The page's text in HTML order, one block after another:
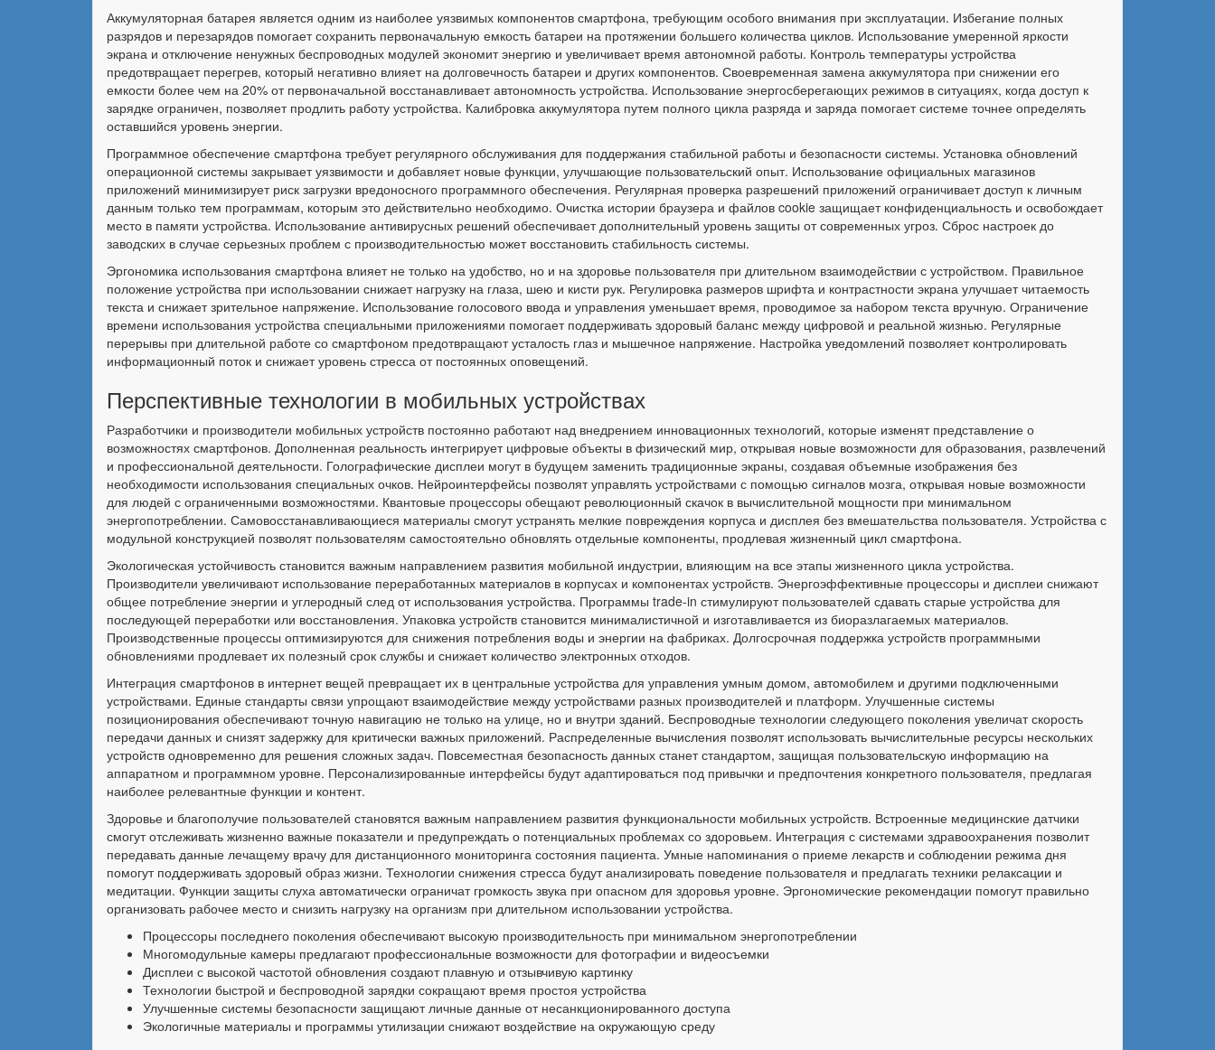
Аккумуляторная батарея является одним из наиболее уязвимых компонентов смартфона, требующим особого внимания при эксплуатации. Избегание полных
разрядов и перезарядов помогает сохранить первоначальную емкость батареи на протяжении большего количества циклов. Использование умеренной яркости
экрана и отключение ненужных беспроводных модулей экономит энергию и увеличивает время автономной работы. Контроль температуры устройства
предотвращает перегрев, который негативно влияет на долговечность батареи и других компонентов. Своевременная замена аккумулятора при снижении его
емкости более чем на 20% от первоначальной восстанавливает автономность устройства. Использование энергосберегающих режимов в ситуациях, когда доступ к
зарядке ограничен, позволяет продлить работу устройства. Калибровка аккумулятора путем полного цикла разряда и заряда помогает системе точнее определять
оставшийся уровень энергии.
Программное обеспечение смартфона требует регулярного обслуживания для поддержания стабильной работы и безопасности системы. Установка обновлений
операционной системы закрывает уязвимости и добавляет новые функции, улучшающие пользовательский опыт. Использование официальных магазинов
приложений минимизирует риск загрузки вредоносного программного обеспечения. Регулярная проверка разрешений приложений ограничивает доступ к личным
данным только тем программам, которым это действительно необходимо. Очистка истории браузера и файлов cookie защищает конфиденциальность и освобождает
место в памяти устройства. Использование антивирусных решений обеспечивает дополнительный уровень защиты от современных угроз. Сброс настроек до
заводских в случае серьезных проблем с производительностью может восстановить стабильность системы.
Эргономика использования смартфона влияет не только на удобство, но и на здоровье пользователя при длительном взаимодействии с устройством. Правильное
положение устройства при использовании снижает нагрузку на глаза, шею и кисти рук. Регулировка размеров шрифта и контрастности экрана улучшает читаемость
текста и снижает зрительное напряжение. Использование голосового ввода и управления уменьшает время, проводимое за набором текста вручную. Ограничение
времени использования устройства специальными приложениями помогает поддерживать здоровый баланс между цифровой и реальной жизнью. Регулярные
перерывы при длительной работе со смартфоном предотвращают усталость глаз и мышечное напряжение. Настройка уведомлений позволяет контролировать
информационный поток и снижает уровень стресса от постоянных оповещений.
Перспективные технологии в мобильных устройствах
Разработчики и производители мобильных устройств постоянно работают над внедрением инновационных технологий, которые изменят представление о
возможностях смартфонов. Дополненная реальность интегрирует цифровые объекты в физический мир, открывая новые возможности для образования, развлечений
и профессиональной деятельности. Голографические дисплеи могут в будущем заменить традиционные экраны, создавая объемные изображения без
необходимости использования специальных очков. Нейроинтерфейсы позволят управлять устройствами с помощью сигналов мозга, открывая новые возможности
для людей с ограниченными возможностями. Квантовые процессоры обещают революционный скачок в вычислительной мощности при минимальном
энергопотреблении. Самовосстанавливающиеся материалы смогут устранять мелкие повреждения корпуса и дисплея без вмешательства пользователя. Устройства с
модульной конструкцией позволят пользователям самостоятельно обновлять отдельные компоненты, продлевая жизненный цикл смартфона.
Экологическая устойчивость становится важным направлением развития мобильной индустрии, влияющим на все этапы жизненного цикла устройства.
Производители увеличивают использование переработанных материалов в корпусах и компонентах устройств. Энергоэффективные процессоры и дисплеи снижают
общее потребление энергии и углеродный след от использования устройства. Программы trade-in стимулируют пользователей сдавать старые устройства для
последующей переработки или восстановления. Упаковка устройств становится минималистичной и изготавливается из биоразлагаемых материалов.
Производственные процессы оптимизируются для снижения потребления воды и энергии на фабриках. Долгосрочная поддержка устройств программными
обновлениями продлевает их полезный срок службы и снижает количество электронных отходов.
Интеграция смартфонов в интернет вещей превращает их в центральные устройства для управления умным домом, автомобилем и другими подключенными
устройствами. Единые стандарты связи упрощают взаимодействие между устройствами разных производителей и платформ. Улучшенные системы
позиционирования обеспечивают точную навигацию не только на улице, но и внутри зданий. Беспроводные технологии следующего поколения увеличат скорость
передачи данных и снизят задержку для критически важных приложений. Распределенные вычисления позволят использовать вычислительные ресурсы нескольких
устройств одновременно для решения сложных задач. Повсеместная безопасность данных станет стандартом, защищая пользовательскую информацию на
аппаратном и программном уровне. Персонализированные интерфейсы будут адаптироваться под привычки и предпочтения конкретного пользователя, предлагая
наиболее релевантные функции и контент.
Здоровье и благополучие пользователей становятся важным направлением развития функциональности мобильных устройств. Встроенные медицинские датчики
смогут отслеживать жизненно важные показатели и предупреждать о потенциальных проблемах со здоровьем. Интеграция с системами здравоохранения позволит
передавать данные лечащему врачу для дистанционного мониторинга состояния пациента. Умные напоминания о приеме лекарств и соблюдении режима дня
помогут поддерживать здоровый образ жизни. Технологии снижения стресса будут анализировать поведение пользователя и предлагать техники релаксации и
медитации. Функции защиты слуха автоматически ограничат громкость звука при опасном для здоровья уровне. Эргономические рекомендации помогут правильно
организовать рабочее место и снизить нагрузку на организм при длительном использовании устройства.
Процессоры последнего поколения обеспечивают высокую производительность при минимальном энергопотреблении
Многомодульные камеры предлагают профессиональные возможности для фотографии и видеосъемки
Дисплеи с высокой частотой обновления создают плавную и отзывчивую картинку
Технологии быстрой и беспроводной зарядки сокращают время простоя устройства
Улучшенные системы безопасности защищают личные данные от несанкционированного доступа
Экологичные материалы и программы утилизации снижают воздействие на окружающую среду